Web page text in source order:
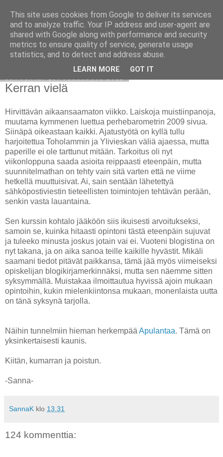
Avoin blogiskelija
Kerran vielä
Hirvittävän aikaansaamaton viikko. Laiskoja muistiinpanoja,
muutama kymmenen luettua perhebarometrin 2009 sivua.
Siinäpä oikeastaan kaikki. Ajatustyötä on kyllä tullu
harjoitettua Toholammin ja Ylivieskan väliä ajaessa, mutta
paperille ei ole tarttunut mitään. Tarkoitus oli nyt
viikonloppuna saada asioita reippaasti eteenpäin, mutta
suunnitelmathan on tehty vain sitä varten että ne viime
hetkellä muuttuisivat. Ai, sain sentään lähetettyä
sähköpostiviestin tieteellisten toimintojen tehtävän perään,
senkin vasta lauantaina.
Sen kurssin kohtalo jääköön siis ikuisesti arvoitukseksi,
samoin se, kuinka hitaasti opintoni tästä eteenpäin sujuvat
ja tuleeko minusta joskus jotain vai ei. Vuoteni blogistina on
nyt takana, ja on aika sanoa teille kaikille hyvästit. Mikäli
saamani tiedot pitävät paikkansa, tämä jää myös viimeiseksi
opiskelijan blogikirjamerkinnäksi, mutta sen näemme sitten
syksymmällä. Muistakaa ilmoittautua hyvissä ajoin mukaan
opintoihin, kukin mielenkiintonsa mukaan, monenlaista uutta
on tänä syksynä tarjolla.
Näihin tunnelmiin hieman herkempää Apulantaa. Tämä on
yksinkertaisesti kaunis.
Kiitän, kumarran ja poistun.
-Sanna-
SannaK klo 13.31
124 kommenttia:
This site uses cookies from Google to deliver its services
and to analyze traffic. Your IP address and user-agent are
shared with Google along with performance and security
metrics to ensure quality of service, generate usage
statistics, and to detect and address abuse.
LEARN MORE GOT IT